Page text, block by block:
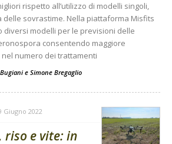
rispetto all’utilizzo di modelli singoli,
sovrastime. Nella piattaforma Misfits
diversi modelli per le previsioni delle
consentendo maggiore
numero dei trattamenti
e Simone Bregaglio
Giugno 2022
riso e vite: in